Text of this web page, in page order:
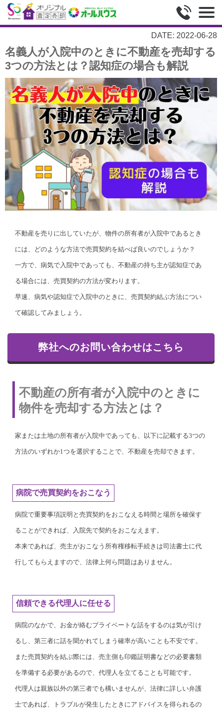
DATE: 2022-06-28
名義人が入院中のときに不動産を売却する
3つの方法とは？認知症の場合も解説
不動産を売りに出していたが、物件の所有者が入院中であるとき
には、どのような方法で売買契約を結べば良いのでしょうか？
一方で、病気で入院中であっても、不動産の持ち主が認知症であ
る場合には、売買契約の方法が変わります。
早速、病気や認知症で入院中のときに、売買契約結ぶ方法につい
て確認してみましょう。
弊社へのお問い合わせはこちら
不動産の所有者が入院中のときに
物件を売却する方法とは？
家または土地の所有者が入院中であっても、以下に記載する3つの
方法のいずれか1つを選択することで、不動産を売却できます。
病院で売買契約をおこなう
病院で重要事項説明と売買契約をおこなえる時間と場所を確保す
ることができれば、入院先で契約をおこなえます。
本来であれば、売主がおこなう所有権移転手続きは司法書士に代
行してもらえますので、法律上何ら問題はありません。
信頼できる代理人に任せる
病院のなかで、お金が絡むプライベートな話をするのは気が引け
るし、第三者に話を聞かれてしまう確率が高いことも不安です。
また売買契約を結ぶ際には、売主側も印鑑証明書などの必要書類
を準備する必要があるので、代理人を立てることも可能です。
代理人は親族以外の第三者でも構いませんが、法律に詳しい弁護
士であれば、トラブルが発生したときにアドバイスを得られるの